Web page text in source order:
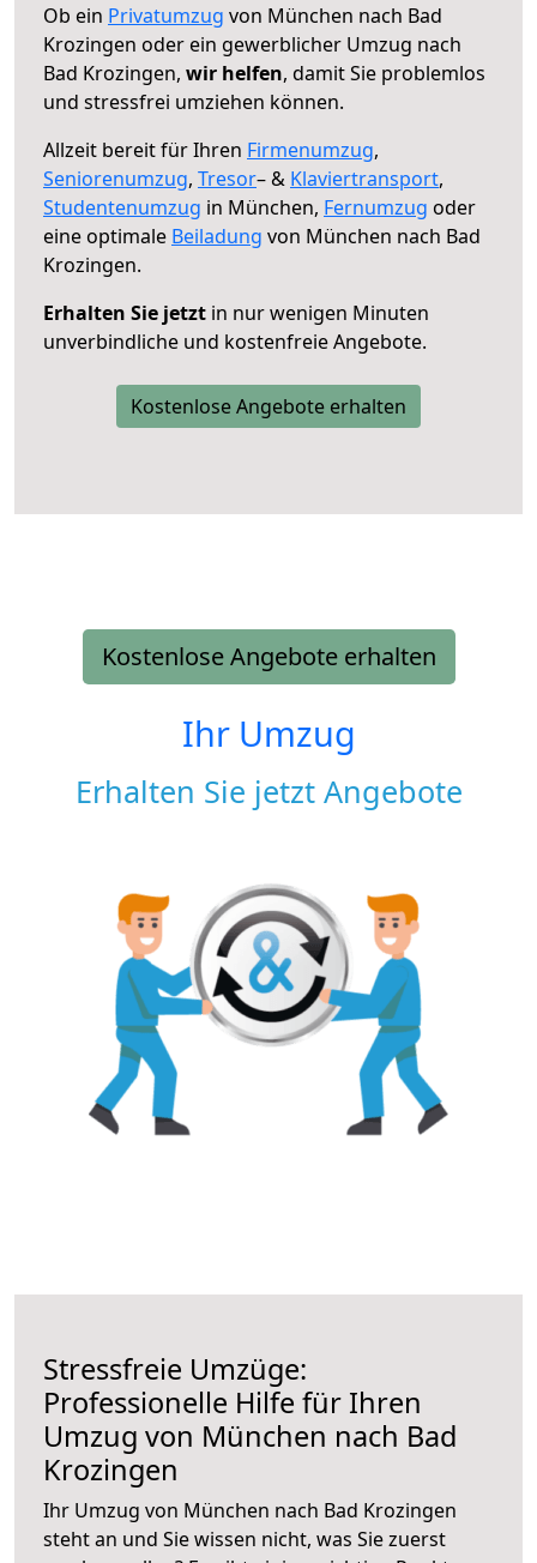
Ob ein Privatumzug von München nach Bad
Krozingen oder ein gewerblicher Umzug nach
Bad Krozingen, wir helfen, damit Sie problemlos
und stressfrei umziehen können.
Allzeit bereit für Ihren Firmenumzug,
Seniorenumzug, Tresor– & Klaviertransport,
Studentenumzug in München, Fernumzug oder
eine optimale Beiladung von München nach Bad
Krozingen.
Erhalten Sie jetzt in nur wenigen Minuten
unverbindliche und kostenfreie Angebote.
Kostenlose Angebote erhalten
Kostenlose Angebote erhalten
Ihr Umzug
Erhalten Sie jetzt Angebote
Stressfreie Umzüge:
Professionelle Hilfe für Ihren
Umzug von München nach Bad
Krozingen
Ihr Umzug von München nach Bad Krozingen
steht an und Sie wissen nicht, was Sie zuerst